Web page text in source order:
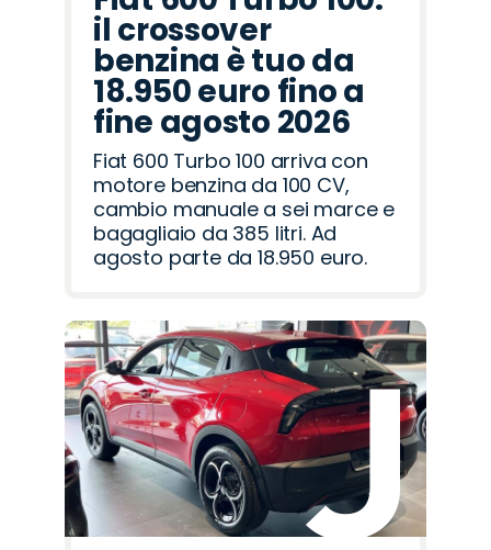
il crossover
benzina è tuo da
18.950 euro fino a
fine agosto 2026
Fiat 600 Turbo 100 arriva con
motore benzina da 100 CV,
cambio manuale a sei marce e
bagagliaio da 385 litri. Ad
agosto parte da 18.950 euro.